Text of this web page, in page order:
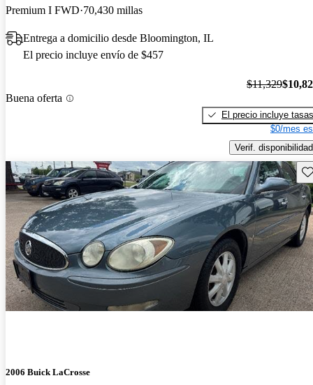
Premium I FWD 70,430 millas
Entrega a domicilio desde Bloomington, IL
El precio incluye envío de $457
Buena oferta
$11,329
El precio incluye tasas
$0/mes
Verif. disponibilidad
2006 Buick LaCrosse